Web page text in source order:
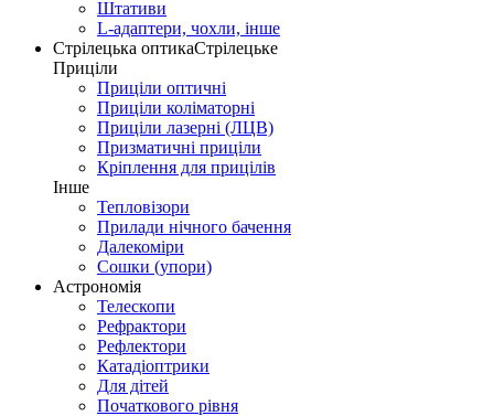
Штативи
L-адаптери, чохли, інше
Стрілецька оптикаСтрілецьке
Приціли
Приціли оптичні
Приціли коліматорні
Приціли лазерні (ЛЦВ)
Призматичні приціли
Кріплення для прицілів
Інше
Тепловізори
Прилади нічного бачення
Далекоміри
Сошки (упори)
Астрономія
Телескопи
Рефрактори
Рефлектори
Катадіоптрики
Для дітей
Початкового рівня